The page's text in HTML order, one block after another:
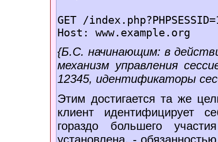
GET /
Host: www.example.org
{Б.С. начинающим: в
механизм управления
12345, идентификаторы
Этим достигается та же
клиент идентифицирует
гораздо большего
установлена, -